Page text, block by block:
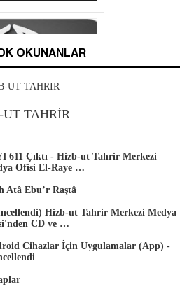
Yayında
Ofisi'nden
DVD'si
OKUNANLAR
TAHRİR
611 Çıktı - Hizb-ut Tahrir Merkezi
Ofisi El-Raye …
Atâ Ebu’r Raştâ
Hizb-ut Tahrir Merkezi Medya
CD ve …
Cihazlar İçin Uygulamalar (App) -